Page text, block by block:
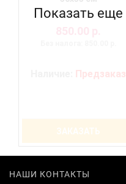
Предзаказ
Показать еще
НАШИ КОНТАКТЫ